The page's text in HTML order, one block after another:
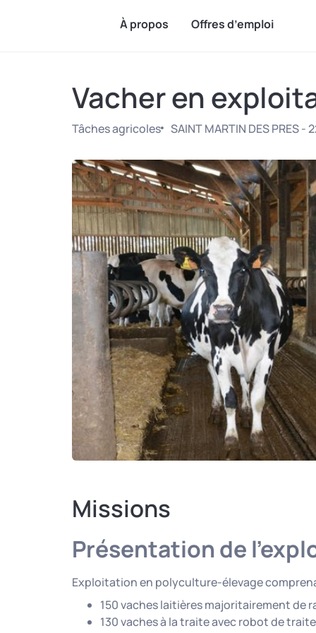
À propos Offres d’emploi
Vacher en
Tâches agricoles SAINT MARTIN DES PRES -
Missions
Présentation de
Exploitation en polyculture-élevage
150 vaches laitières majoritairement de
130 vaches à la traite avec robot de traite